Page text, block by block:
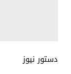
دستور نيوز